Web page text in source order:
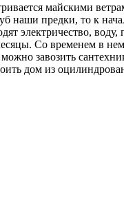
майскими
наши предки, то к
электричество,
Со временем в
завозить
дом из